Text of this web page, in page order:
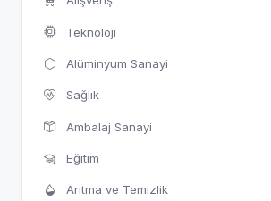
Teknoloji
Alüminyum Sanayi
Sağlık
Ambalaj Sanayi
Eğitim
Arıtma ve Temizlik